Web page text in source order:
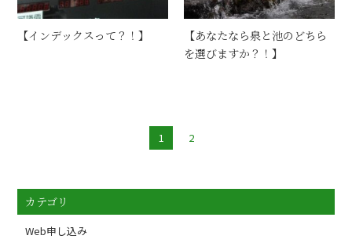
【インデックスって？！】
【あなたなら泉と池のどちら
を選びますか？！】
1 2
カテゴリ
Web申し込み